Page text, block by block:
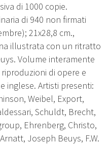
di 1000 copie.
di 940 non firmati
21x28,8 cm.,
illustrata con un ritratto
Volume interamente
di opere e
inglese. Artisti presenti:
Weibel, Export,
Schuldt, Brecht,
Ehrenberg, Christo,
Joseph Beuys, F.W.